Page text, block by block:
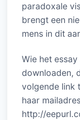
paradoxale
brengt een
mens in dit
Wie het
downloaden,
volgende link
haar
http://